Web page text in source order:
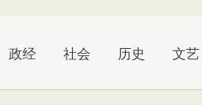
政经 社会 历史 文艺